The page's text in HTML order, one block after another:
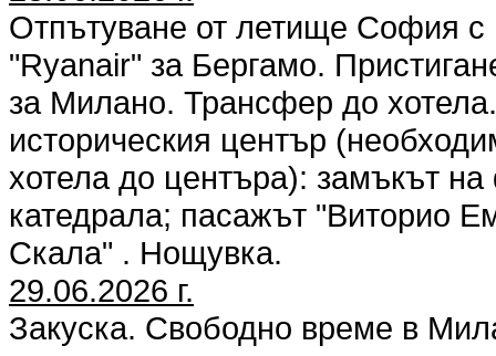
Oтпътуване от летище София
"Ryanair" за Бергамо.
за Милано. Трансфер до
историческия център
хотела до центъра): замъкът
катедрала; пасажът "Виторио
Скала" . Нощувка.
29.06.2026 г.
Закуска. Свободно време в